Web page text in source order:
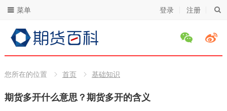
登录 注册
菜单
您所在的位置 首页 基础知识
期货多开什么意思？期货多开的含义